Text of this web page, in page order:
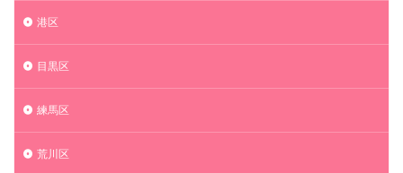
港区
目黒区
練馬区
荒川区